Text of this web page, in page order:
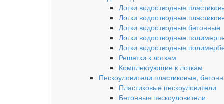
Лотки водоотводные
Лотки водоотводные
Лотки водоотводные бетонные
Лотки водоотводные
Лотки водоотводные
Решетки к лоткам
Комплектующие к лоткам
Пескоуловители пластиковые,
Пластиковые пескоуловители
Бетонные пескоуловители